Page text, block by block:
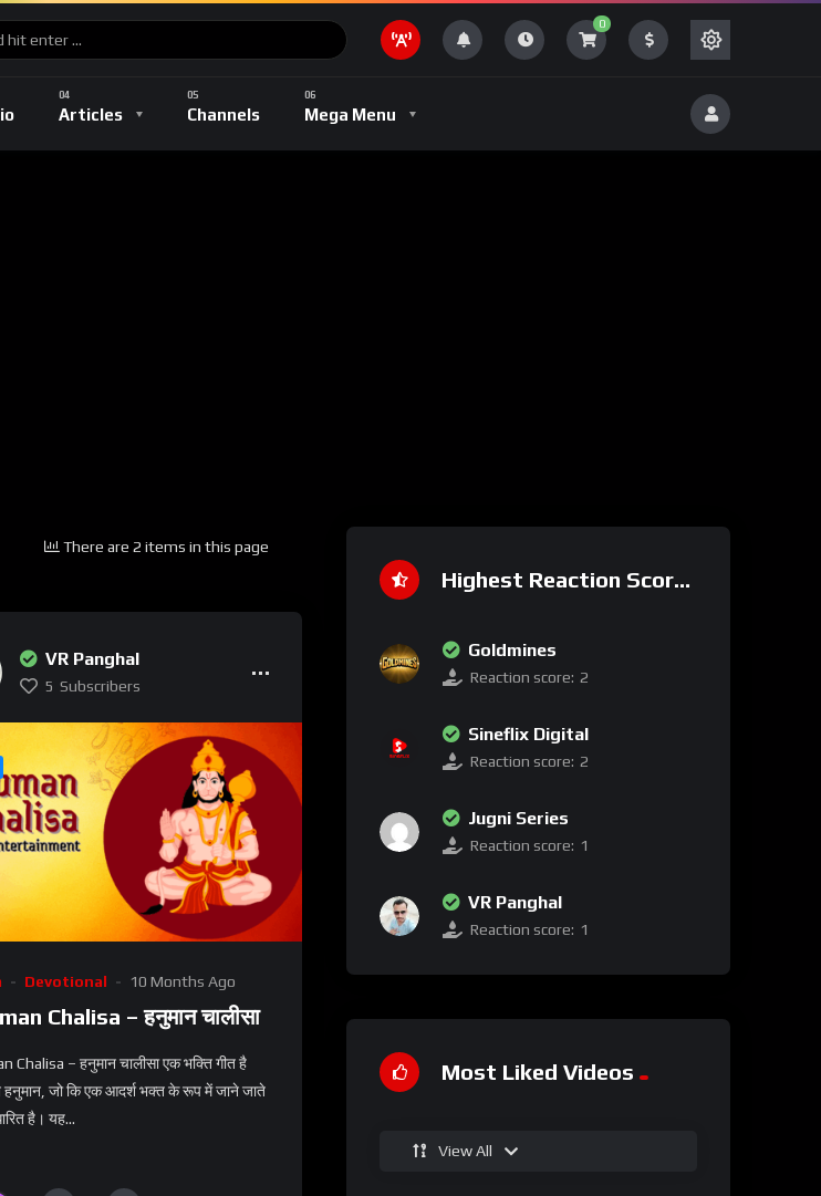
0
Articles Channels Mega Menu
Romance
There are 2 items in this page
VR Panghal
5 Subscribers
Devotional 10 Months Ago
Chalisa – हनुमान चालीसा
Chalisa – हनुमान चालीसा एक भक्ति गीत है
हनुमान, जो कि एक आदर्श भक्त के रूप में जाने जाते
है। यह...
Highest Reaction Score
Goldmines
Reaction score: 2
Sineflix Digital
Reaction score: 2
Jugni Series
Reaction score: 1
VR Panghal
Reaction score: 1
Most Liked Videos
View All